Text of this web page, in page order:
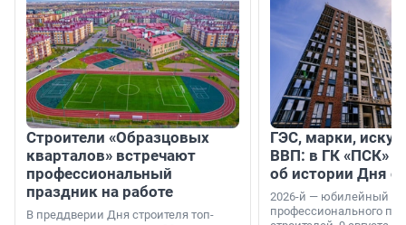
Строители «Образцовых
кварталов» встречают
профессиональный
праздник на работе
В преддверии Дня строителя топ-
ГЭС, марки,
ВВП: в ГК «ПСК»
об истории Дня
2026-й — юбилейный
профессионального